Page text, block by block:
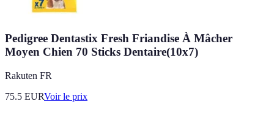
Pedigree Dentastix Fresh Friandise À Mâcher
Moyen Chien 70 Sticks Dentaire(10x7)
Rakuten FR
75.5 EURVoir le prix